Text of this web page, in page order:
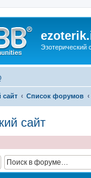
Эзотерический
сайт Список форумов
сайт